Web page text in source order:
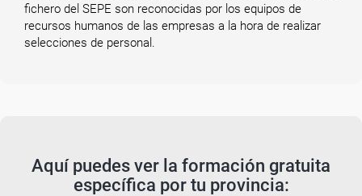
fichero del SEPE son reconocidas por los equipos de
recursos humanos de las empresas a la hora de realizar
selecciones de personal.
Aquí puedes ver la formación gratuita
específica por tu provincia: